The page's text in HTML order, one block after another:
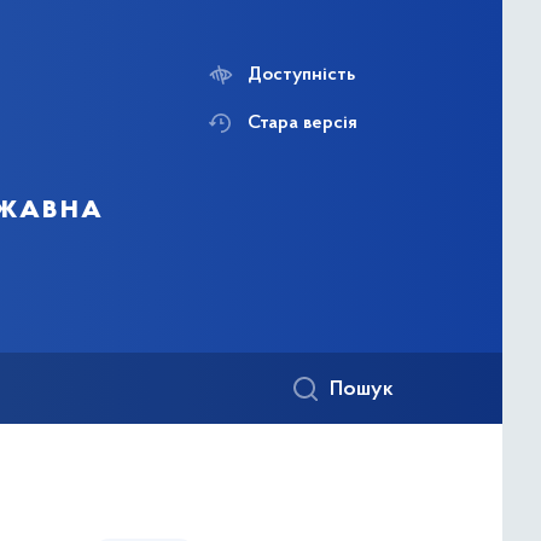
Доступність
Стара версія
Пошук